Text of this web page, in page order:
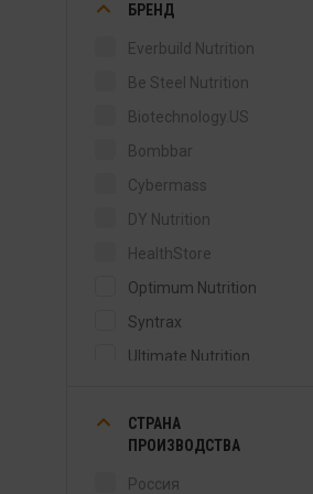
БРЕНД
Everbuild Nutrition
Be Steel Nutrition
Biotechnology.US
Bombbar
Cybermass
DY Nutrition
HealthStore
Optimum Nutrition
Syntrax
Ultimate Nutrition
СТРАНА
ПРОИЗВОДСТВА
Россия